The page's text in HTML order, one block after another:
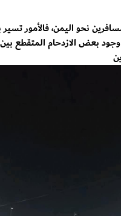
نحو اليمن، فالأمور
بعض الازدحام المتقطع بين